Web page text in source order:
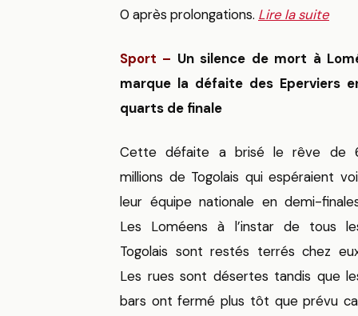
0 après prolongations. Lire la suite
Sport – Un silence de mort à
marque la défaite des Eperviers
quarts de finale
Cette défaite a brisé le rêve de
millions de Togolais qui espéraient
leur équipe nationale en demi-
Les Loméens à l’instar de tous
Togolais sont restés terrés chez
Les rues sont désertes tandis que
bars ont fermé plus tôt que prévu